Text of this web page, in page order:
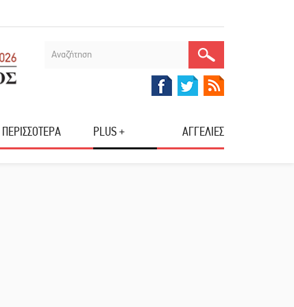
ΠΕΡΙΣΣΟΤΕΡΑ PLUS + ΑΓΓΕΛΙΕΣ